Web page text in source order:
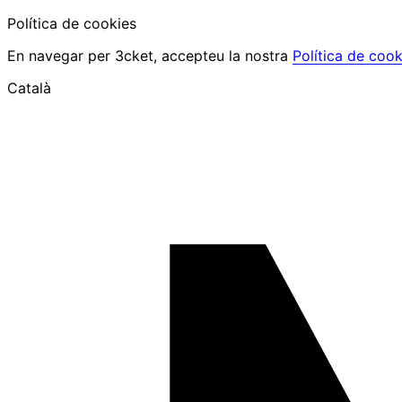
Política de cookies
En navegar per 3cket, accepteu la nostra Política de
Català